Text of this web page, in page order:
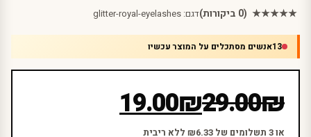
★★★★★ (0 ביקורות) דגם: glitter-royal-eyelashes
13אנשים מסתכלים על המוצר עכשיו
₪
29.00המחיר
המקורי
היה:
₪
19.00
המחיר
הנוכחי
הוא:
או 3 תשלומים של ₪6.33 ללא ריבית